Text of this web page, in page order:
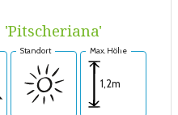
Standort Max. Höhe
1,2m